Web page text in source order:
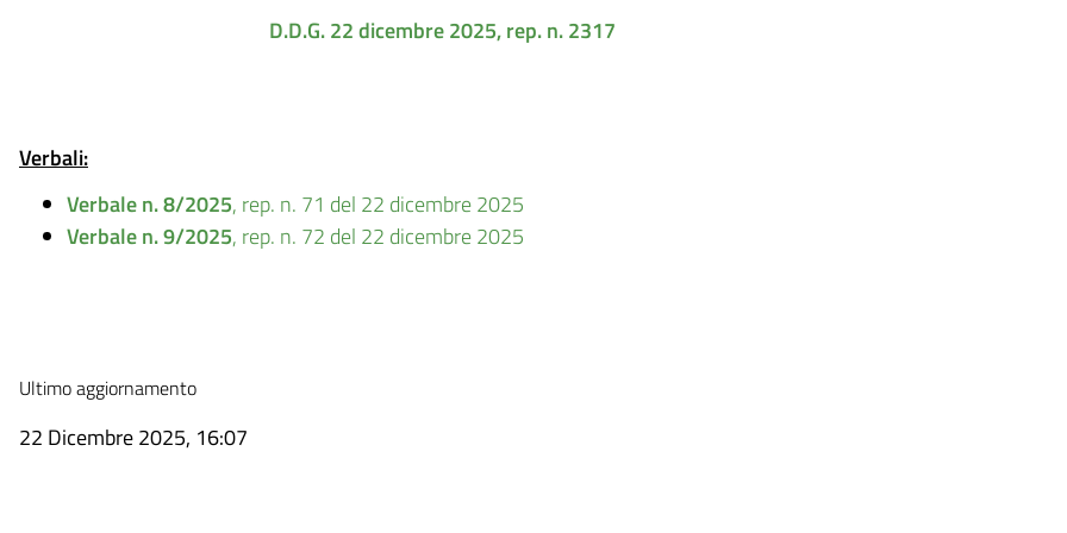
D.D.G. 22 dicembre 2025, rep. n. 2317
Verbali:
Verbale n. 8/2025, rep. n. 71 del 22 dicembre 2025
Verbale n. 9/2025, rep. n. 72 del 22 dicembre 2025
Ultimo aggiornamento
22 Dicembre 2025, 16:07